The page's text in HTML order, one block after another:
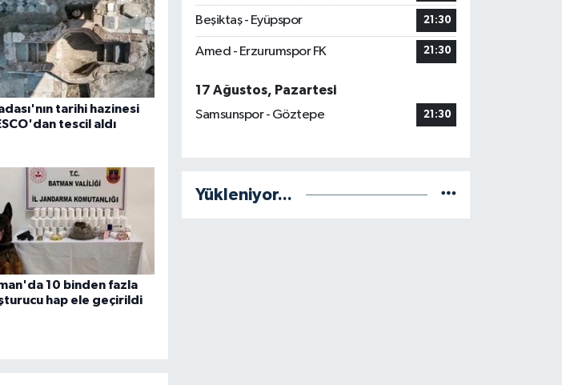
tarihi hazinesi
tescil aldı
10 binden fazla
hap ele geçirildi
Beşiktaş - Eyüpspor 21:30
Amed - Erzurumspor FK 21:30
17 Ağustos, Pazartesi
Samsunspor - Göztepe
21:30
Yükleniyor...